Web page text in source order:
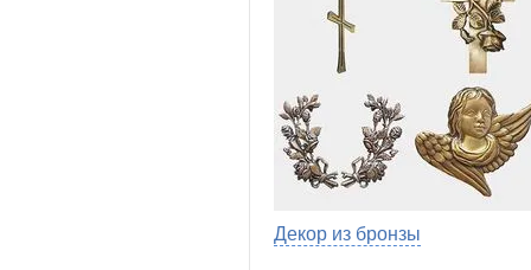
Декор из бронзы